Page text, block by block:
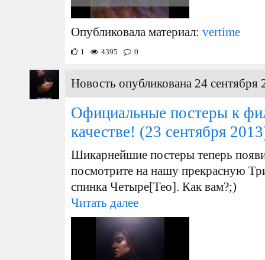
Опубликовала материал: vertime
1 4395 0
Новость опубликована 24 сентября
Официальные постеры к
качестве! (23 сентября
Шикарнейшие постеры теперь
посмотрите на нашу прекрасную
спинка Четыре[Тео]. Как вам?;)
Читать далее